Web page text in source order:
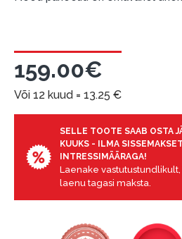
garantii ja tagastamise
Finantsvastutus:
Laenake
palun hinnake oma
159.00€
Või 12 kuud = 13.25 €
SELLE TOOTE SAAB OSTA
KUUKS - ILMA
INTRESSIMÄÄRAGA!
Laenake
laenu tagasi maksta.